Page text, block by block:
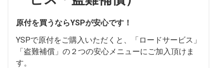
原付を買うならYSPが安心です！
YSPで原付をご購入いただくと、「ロードサービス」
「盗難補償」の２つの安心メニューにご加入頂けま
す。